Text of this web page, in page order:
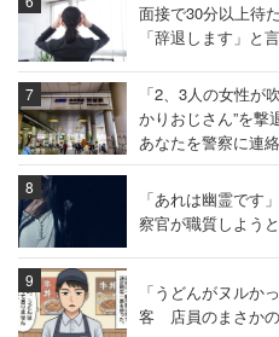
面接で30分以上待
「辞退します」と
「2、3人の女性が
かりおじさん”を撃
あなたを警察に連
「あれは幽霊で
察官が職質しよう
「うどんがヌルか
客 店員のまさかの